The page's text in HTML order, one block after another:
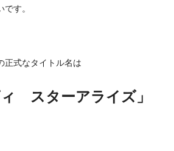
す。
正式なタイトル名は
ィ スターアライズ」